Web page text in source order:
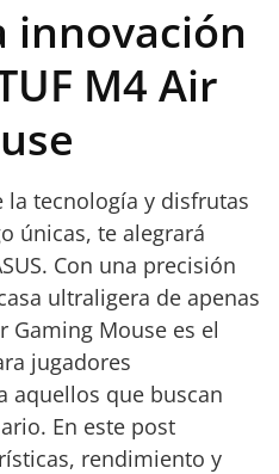
innovación
M4 Air
la tecnología y disfrutas
únicas, te alegrará
Con una precisión
ultraligera de apenas
Gaming Mouse es el
jugadores
aquellos que buscan
En este post
rendimiento y